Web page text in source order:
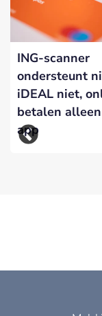
ING-scanner
ondersteunt
iDEAL niet,
betalen
app